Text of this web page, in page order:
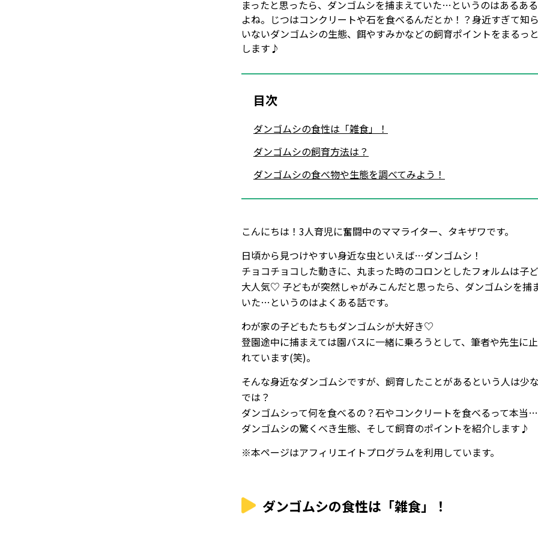
まったと思ったら、ダンゴムシを捕まえていた…というのはあるあ
よね。じつはコンクリートや石を食べるんだとか！？身近すぎて知
いないダンゴムシの生態、餌やすみかなどの飼育ポイントをまるっ
します♪
目次
ダンゴムシの食性は「雑食」！
ダンゴムシの飼育方法は？
ダンゴムシの食べ物や生態を調べてみよう！
こんにちは！3人育児に奮闘中のママライター、タキザワです。
日頃から見つけやすい身近な虫といえば…ダンゴムシ！
チョコチョコした動きに、丸まった時のコロンとしたフォルムは子
大人気♡ 子どもが突然しゃがみこんだと思ったら、ダンゴムシを捕
いた…というのはよくある話です。
わが家の子どもたちもダンゴムシが大好き♡
登園途中に捕まえては園バスに一緒に乗ろうとして、筆者や先生に
れています(笑)。
そんな身近なダンゴムシですが、飼育したことがあるという人は少
では？
ダンゴムシって何を食べるの？石やコンクリートを食べるって本当
ダンゴムシの驚くべき生態、そして飼育のポイントを紹介します♪
※本ページはアフィリエイトプログラムを利用しています。
ダンゴムシの食性は「雑食」！